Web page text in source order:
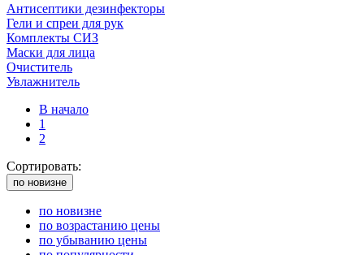
Антисептики дезинфекторы
Гели и спреи для рук
Комплекты СИЗ
Маски для лица
Очиститель
Увлажнитель
В начало
1
2
Сортировать:
по новизне
по новизне
по возрастанию цены
по убыванию цены